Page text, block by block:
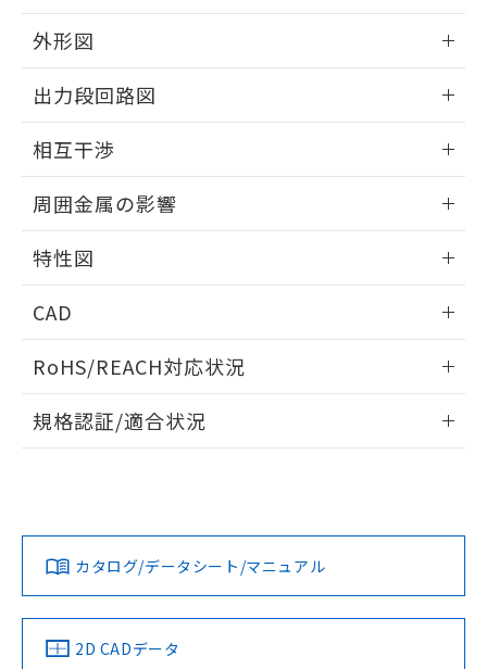
外形図
外形図
出力段回路図
出力段回路図
タイムチャート
相互干渉
相互干渉
A: 140mm以上、B: 70mm以上
周囲金属の影響
周囲金属の影響
特性図
検出物体の大きさと材質による影響
CAD
ドすることができます。
ログイン/会員登録
ダウンロードデータをご利用いただく前に、以下を必ずお読
みください。
ソフトウェアの使用条件
RoHS/REACH対応状況
EU RoHS 注意事項・凡例
対応済み
中国 RoHS 注意事項・凡例
規格認証/適合状況
LR型式承認
（イギリス
船舶規格）
DNV型式承認
（ノルウェー
BV型式承認
（フランス
KR型式
（韓国
カタログ/データシート/マニュアル
2D CADデータ
引・商談に必要な範囲で利用すること
の共同利用に関して"
用者の範囲」に記載されている法人を
指します。
EU RoHS指令（10物質）の非含有証明書
51物質の非含有証明書（当社基準）
※本証明書は発行日時点で非含有を証明す
るもので、過去に遡って非含有を証明する
ものではありません。
また、RoHS指令のフタル酸エステル類４
荷製品に未対応品が混在することから備考
欄に対応日を記載しておりました。
既に当社にて対応品への在庫切替を完了
合意する キャンセル